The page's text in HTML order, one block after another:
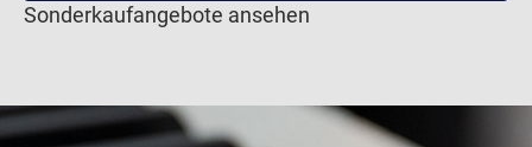
Sonderkaufangebote ansehen